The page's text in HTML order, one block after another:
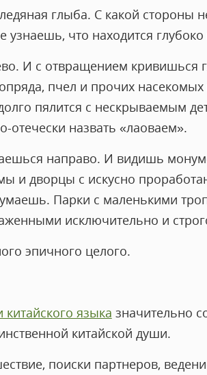
глыба. С какой стороны
узнаешь, что находится
И с отвращением кривишься
пчел и прочих
пялится с нескрываемым
отечески назвать «лаоваем».
направо. И видишь
и дворцы с искусно
Парки с маленькими
исключительно и
эпичного целого.
языка значительно
китайской души.
поиски партнеров,